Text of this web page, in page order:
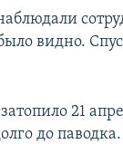
видно.
21
до